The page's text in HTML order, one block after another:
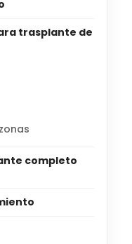
trasplante de
completo